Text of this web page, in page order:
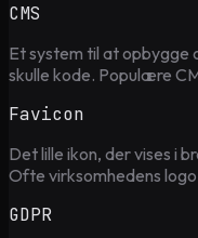
CMS
Et system til at opbygge
skulle kode. Populære
Favicon
Det lille ikon, der vises i
Ofte virksomhedens
GDPR